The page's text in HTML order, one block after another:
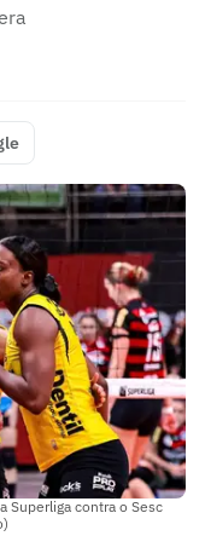
Superliga contra o Sesc